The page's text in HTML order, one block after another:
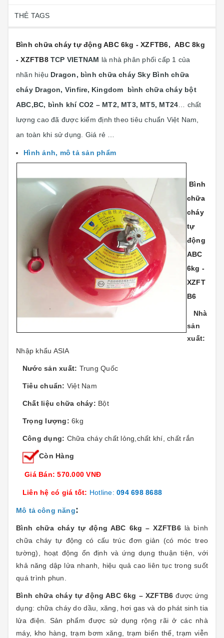
THẺ TAGS
Bình chữa cháy tự động ABC 6kg - XZFTB6, ABC 8kg
- XZFTB8 TCP VIETNAM là nhà phân phối cấp 1 của
nhãn hiệu Dragon, bình chữa cháy Sky Bình chữa
cháy Dragon, Vinfire, Kingdom bình chữa cháy bột
ABC,BC, bình khí CO2 – MT2, MT3, MT5, MT24 … chất
lượng cao đã được kiểm định theo tiêu chuẩn Việt Nam,
an toàn khi sử dụng. Giá rẻ …
Hình ảnh, mô tả sản phẩm
Bình
chữa
cháy
tự
động
ABC
6kg -
XZFT
B6
Nhà
sản
xuất:
Nhập khẩu ASIA
Nước sản xuất: Trung Quốc
Tiêu chuẩn: Việt Nam
Chất liệu chữa cháy: Bột
Trọng lượng: 6kg
Công dụng: Chữa cháy chất lỏng,chất khí, chất rắn
Còn Hàng
Giá Bán: 570.000 VNĐ
Liên hệ có giá tốt: Hotline: 094 698 8688
Mô tả công năng:
Bình chữa cháy tự động ABC 6kg – XZFTB6là bình
chữa cháy tự động có cấu trúc đơn giản (có móc treo
tường), hoạt động ổn định và ứng dụng thuận tiện, với
khả năng dập lửa nhanh, hiệu quả cao liên tục trong suốt
quá trình phun.
Bình chữa cháy tự động ABC 6kg – XZFTB6 được ứng
dụng: chữa cháy do dầu, xăng, hơi gas và do phát sinh tia
lửa điện. Sản phẩm được sử dụng rộng rãi ở các nhà
máy, kho hàng, trạm bơm xăng, trạm biến thế, trạm viễn